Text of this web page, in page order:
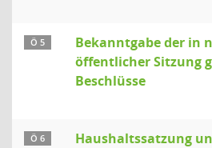
Ö 5
Bekanntgabe der in
öffentlicher Sitzung
Beschlüsse
Ö 6
Haushaltssatzung